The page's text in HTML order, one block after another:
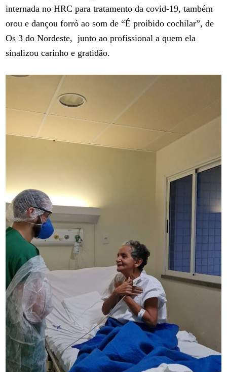
internada no HRC para tratamento da covid-19, também
orou e dançou forró ao som de “É proibido cochilar”, de
Os 3 do Nordeste, junto ao profissional a quem ela
sinalizou carinho e gratidão.